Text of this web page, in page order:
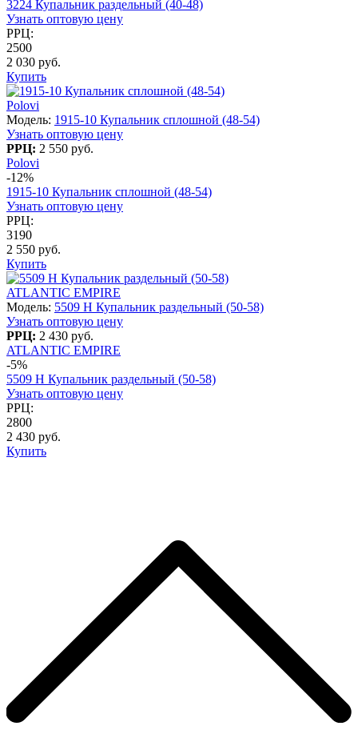
3224 Купальник раздельный (40-48)
Узнать оптовую цену
РРЦ:
2500
2 030 руб.
Купить
Polovi
Модель: 1915-10 Купальник сплошной (48-54)
Узнать оптовую цену
РРЦ: 2 550 руб.
Polovi
-12%
1915-10 Купальник сплошной (48-54)
Узнать оптовую цену
РРЦ:
3190
2 550 руб.
Купить
ATLANTIC EMPIRE
Модель: 5509 H Купальник раздельный (50-58)
Узнать оптовую цену
РРЦ: 2 430 руб.
ATLANTIC EMPIRE
-5%
5509 H Купальник раздельный (50-58)
Узнать оптовую цену
РРЦ:
2800
2 430 руб.
Купить